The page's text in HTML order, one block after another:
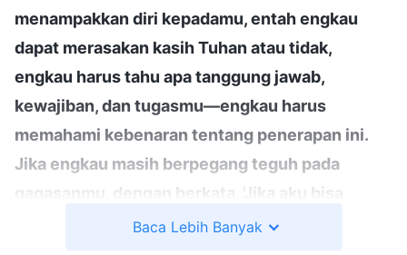
menampakkan diri kepadamu, entah engkau
dapat merasakan kasih Tuhan atau tidak,
engkau harus tahu apa tanggung jawab,
kewajiban, dan tugasmu—engkau harus
memahami kebenaran tentang penerapan ini.
Jika engkau masih berpegang teguh pada
gagasanmu, dengan berkata, 'Jika aku bisa
melihat dengan jelas bahwa hal ini sesuai
Baca Lebih Banyak